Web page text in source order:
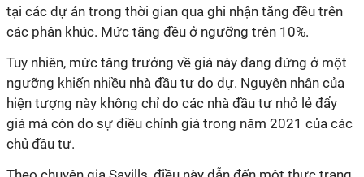
tại các dự án trong thời gian qua ghi nhận tăng đều trên
các phân khúc. Mức tăng đều ở ngưỡng trên 10%.
Tuy nhiên, mức tăng trưởng về giá này đang đứng ở một
ngưỡng khiến nhiều nhà đầu tư do dự. Nguyên nhân của
hiện tượng này không chỉ do các nhà đầu tư nhỏ lẻ đẩy
giá mà còn do sự điều chỉnh giá trong năm 2021 của các
chủ đầu tư.